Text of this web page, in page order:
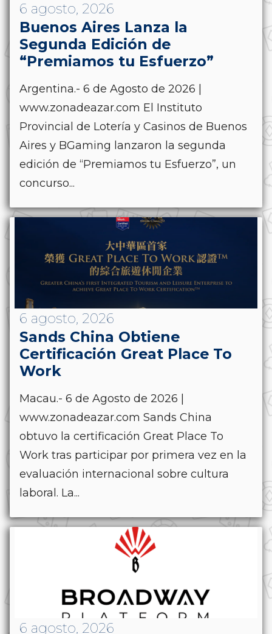
6 agosto, 2026
Buenos Aires Lanza la
Segunda Edición de
“Premiamos tu Esfuerzo”
Argentina.- 6 de Agosto de 2026 |
www.zonadeazar.com El Instituto
Provincial de Lotería y Casinos de Buenos
Aires y BGaming lanzaron la segunda
edición de “Premiamos tu Esfuerzo”, un
concurso...
6 agosto, 2026
Sands China Obtiene
Certificación Great Place To
Work
Macau.- 6 de Agosto de 2026 |
www.zonadeazar.com Sands China
obtuvo la certificación Great Place To
Work tras participar por primera vez en la
evaluación internacional sobre cultura
laboral. La...
6 agosto, 2026